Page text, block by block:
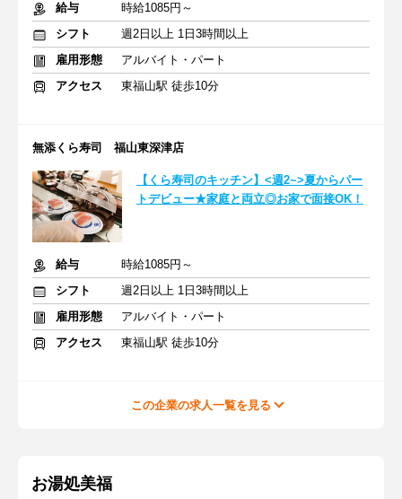
給与
時給1085円～
シフト
週2日以上 1日3時間以上
雇用形態
アルバイト・パート
アクセス
東福山駅 徒歩10分
無添くら寿司 福山東深津店
【くら寿司のキッチン】<週2~>夏からパー
トデビュー★家庭と両立◎お家で面接OK！
給与
時給1085円～
シフト
週2日以上 1日3時間以上
雇用形態
アルバイト・パート
アクセス
東福山駅 徒歩10分
この企業の求人一覧を見る
お湯処美福